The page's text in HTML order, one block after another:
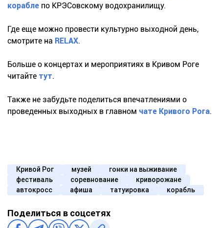
корабле по КРЭСовскому водохранилищу.
Где еще можно провести культурно выходной день,
смотрите на RELAX.
Больше о концертах и мероприятиях в Кривом Роге
читайте тут.
Также не забудьте поделиться впечатлениями о
проведенных выходных в главном чате Кривого Рога.
Кривой Рог музей
гонки на выживание
фестиваль
соревнование
криворожане
автокросс
афиша татуировка корабль
Поделиться в соцсетях